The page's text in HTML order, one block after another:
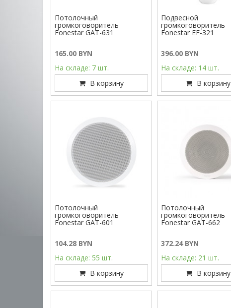
Потолочный
громкоговоритель
Fonestar GAT-631
165.00 BYN
На складе: 7 шт.
В корзину
Подвесной
громкоговоритель
Fonestar EF-321
396.00 BYN
На складе: 14 шт.
В корзину
Потолочный
громкоговоритель
Fonestar GAT-601
104.28 BYN
На складе: 55 шт.
В корзину
Потолочный
громкоговоритель
Fonestar GAT-662
372.24 BYN
На складе: 21 шт.
В корзину